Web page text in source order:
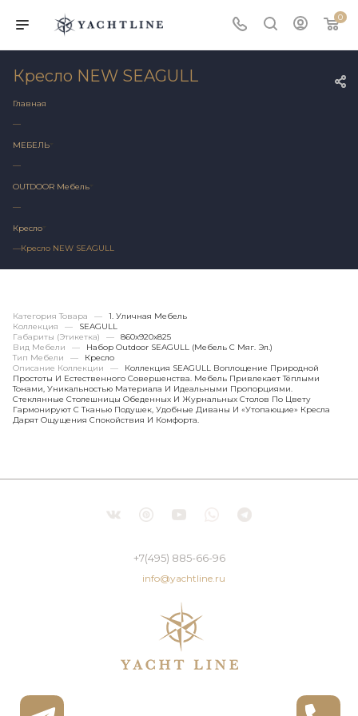
0
Кресло NEW SEAGULL
Главная
—
МЕБЕЛЬ
—
OUTDOOR Мебель
—
Кресло
—Кресло NEW SEAGULL
Категория Товара —
1. Уличная Мебель
Коллекция
—
SEAGULL
Габариты (этикетка)
—
860х920x825
Вид Мебели
—
Набор Outdoor SEAGULL (мебель С Мяг. Эл.)
Тип Мебели
—
Кресло
Описание Коллекции
—
Коллекция SEAGULL Воплощение Природной
Простоты И Естественного Совершенства. Мебель Привлекает Тёплыми
Тонами, Уникальностью Материала И Идеальными Пропорциями.
Стеклянные Столешницы Обеденных И Журнальных Столов По Цвету
Гармонируют С Тканью Подушек, Удобные Диваны И «утопающие» Кресла
Дарят Ощущения Спокойствия И Комфорта.
+7(495) 885-66-96
info@yachtline.ru